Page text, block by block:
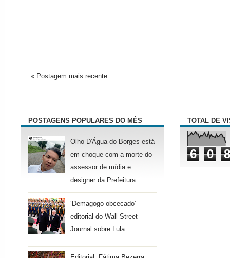
« Postagem mais recente
POSTAGENS POPULARES DO MÊS
Olho D'Água do Borges está
em choque com a morte do
assessor de mídia e
designer da Prefeitura
‘Demagogo obcecado’ –
editorial do Wall Street
Journal sobre Lula
TOTAL DE
6 0 8